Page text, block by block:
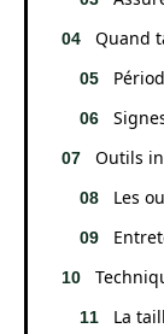
Quand
Outils
Les
La